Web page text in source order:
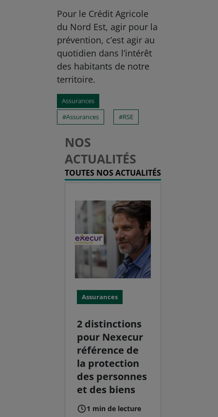
Pour le Crédit Agricole
du Nord Est, agir pour la
prévention, c’est agir au
quotidien dans l’intérêt
des habitants de notre
territoire.
Assurances
Assurances
RSE
NOS
ACTUALITÉS
TOUTES NOS ACTUALITÉS
Assurances
2 distinctions
pour Nexecur
référence de
la protection
des personnes
et des biens
1 min de lecture